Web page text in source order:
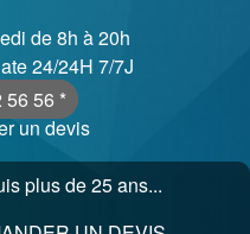
de 8h à 20h
24/24H 7/7J
56 56 *
un devis
plus de 25 ans...